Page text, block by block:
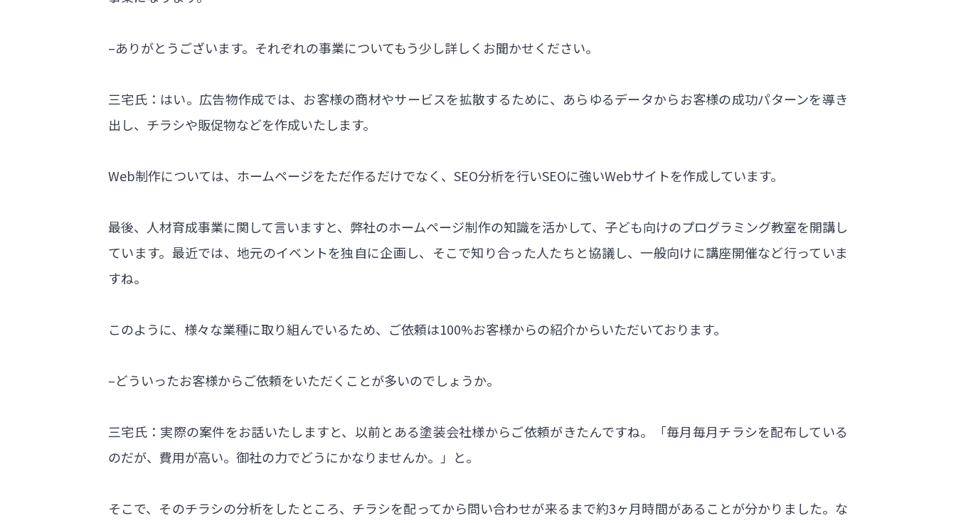
–ありがとうございます。それぞれの事業についてもう少し詳しくお聞かせください。
三宅氏：はい。広告物作成では、お客様の商材やサービスを拡散するために、あらゆるデータからお客様の成功パターンを導き
出し、チラシや販促物などを作成いたします。
Web制作については、ホームページをただ作るだけでなく、SEO分析を行いSEOに強いWebサイトを作成しています。
最後、人材育成事業に関して言いますと、弊社のホームページ制作の知識を活かして、子ども向けのプログラミング教室を開講し
ています。最近では、地元のイベントを独自に企画し、そこで知り合った人たちと協議し、一般向けに講座開催など行っていま
すね。
このように、様々な業種に取り組んでいるため、ご依頼は100%お客様からの紹介からいただいております。
–どういったお客様からご依頼をいただくことが多いのでしょうか。
三宅氏：実際の案件をお話いたしますと、以前とある塗装会社様からご依頼がきたんですね。「毎月毎月チラシを配布している
のだが、費用が高い。御社の力でどうにかなりませんか。」と。
そこで、そのチラシの分析をしたところ、チラシを配ってから問い合わせが来るまで約3ヶ月時間があることが分かりました。な